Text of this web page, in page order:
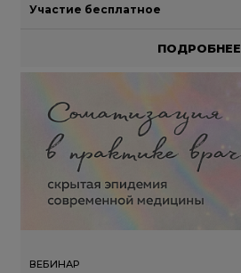
Участие бесплатное
ПОДРОБНЕЕ
ВЕБИНАР